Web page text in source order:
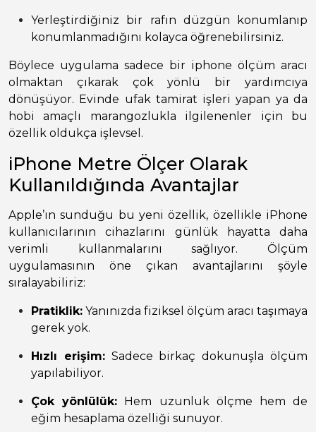
Yerleştirdiğiniz bir rafın düzgün konumlanıp
konumlanmadığını kolayca öğrenebilirsiniz.
Böylece uygulama sadece bir iphone ölçüm aracı
olmaktan çıkarak çok yönlü bir yardımcıya
dönüşüyor. Evinde ufak tamirat işleri yapan ya da
hobi amaçlı marangozlukla ilgilenenler için bu
özellik oldukça işlevsel.
iPhone Metre Ölçer Olarak
Kullanıldığında Avantajlar
Apple’ın sunduğu bu yeni özellik, özellikle iPhone
kullanıcılarının cihazlarını günlük hayatta daha
verimli kullanmalarını sağlıyor. Ölçüm
uygulamasının öne çıkan avantajlarını şöyle
sıralayabiliriz:
Pratiklik: Yanınızda fiziksel ölçüm aracı taşımaya
gerek yok.
Hızlı erişim:Sadece birkaç dokunuşla ölçüm
yapılabiliyor.
Çok yönlülük: Hem uzunluk ölçme hem de
eğim hesaplama özelliği sunuyor.